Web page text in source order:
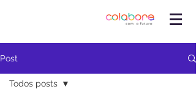
Post
Todos posts